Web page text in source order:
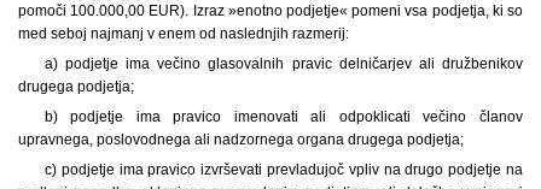
pomoči 100.000,00 EUR). Izraz »enotno podjetje« pomeni vsa podjetja, ki so
med seboj najmanj v enem od naslednjih razmerij:
a) podjetje ima večino glasovalnih pravic delničarjev ali družbenikov
drugega podjetja;
b) podjetje ima pravico imenovati ali odpoklicati večino članov
upravnega, poslovodnega ali nadzornega organa drugega podjetja;
c) podjetje ima pravico izvrševati prevladujoč vpliv na drugo podjetje na